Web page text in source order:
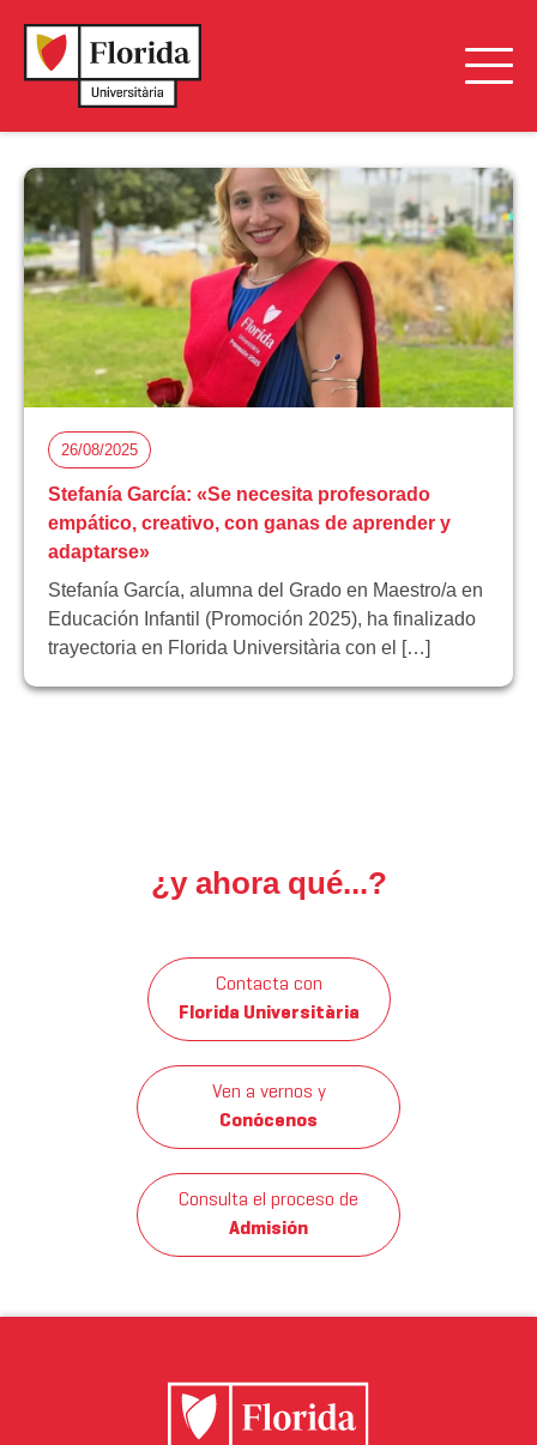
26/08/2025
Stefanía García: «Se necesita profesorado
empático, creativo, con ganas de aprender y
adaptarse»
Stefanía García, alumna del Grado en Maestro/a en
Educación Infantil (Promoción 2025), ha finalizado
trayectoria en Florida Universitària con el […]
¿y ahora qué...?
Contacta con
Florida Universitària
Ven a vernos y
Conócenos
Consulta el proceso de
Admisión